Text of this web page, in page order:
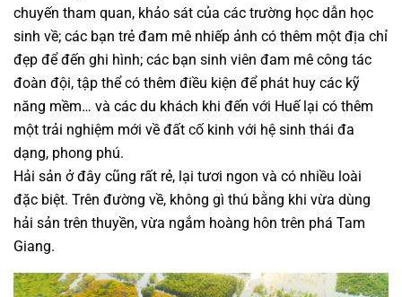
chuyến tham quan, khảo sát của các trường học dẫn học
sinh về; các bạn trẻ đam mê nhiếp ảnh có thêm một địa chỉ
đẹp để đến ghi hình; các bạn sinh viên đam mê công tác
đoàn đội, tập thể có thêm điều kiện để phát huy các kỹ
năng mềm… và các du khách khi đến với Huế lại có thêm
một trải nghiệm mới về đất cố kinh với hệ sinh thái đa
dạng, phong phú.
Hải sản ở đây cũng rất rẻ, lại tươi ngon và có nhiều loài
đặc biệt. Trên đường về, không gì thú bằng khi vừa dùng
hải sản trên thuyền, vừa ngắm hoàng hôn trên phá Tam
Giang.